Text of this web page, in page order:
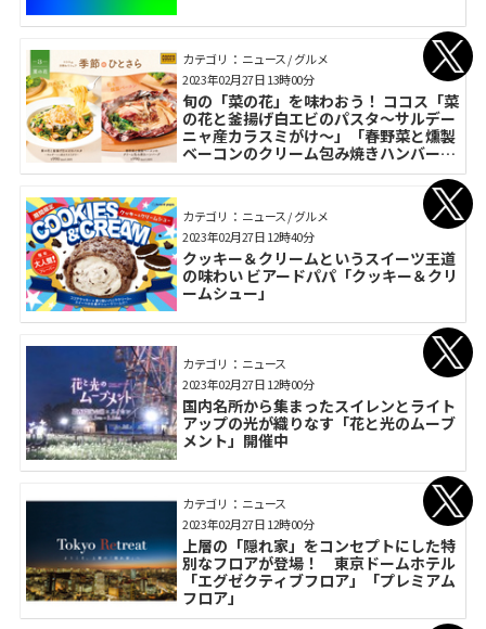
カテゴリ： ニュース / グルメ
旬の「菜の花」を味わおう！ ココス「菜
の花と釜揚げ白エビのパスタ～サルデー
ニャ産カラスミがけ～」「春野菜と燻製
ベーコンのクリーム包み焼きハンバーグ
（145g）」
2023年02月27日 13時00分
カテゴリ： ニュース / グルメ
クッキー＆クリームというスイーツ王道
の味わい ビアードパパ「クッキー＆クリ
ームシュー」
2023年02月27日 12時40分
カテゴリ： ニュース
国内名所から集まったスイレンとライト
アップの光が織りなす「花と光のムーブ
メント」開催中
2023年02月27日 12時00分
カテゴリ： ニュース
上層の「隠れ家」をコンセプトにした特
別なフロアが登場！ 東京ドームホテル
「エグゼクティブフロア」「プレミアム
フロア」
2023年02月27日 12時00分